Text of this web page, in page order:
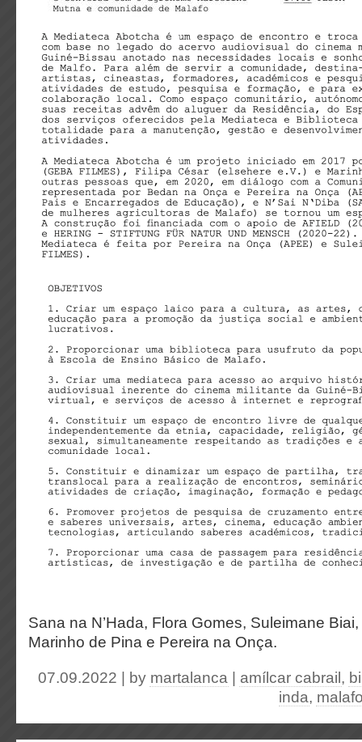
Sana na N’Hada, Flora Gomes, Suleimane
Marinho de Pina e Pereira na Onça.
07.09.2022 | by martalanca amílcar cabrail ,
inda,